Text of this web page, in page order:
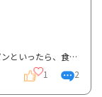
クローン病患者です。クローン病患者が食べれるパンといったら、食パン、フランスパン、ベーグルだと思...
1 2